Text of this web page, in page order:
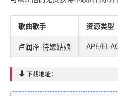
歌曲歌手 资源类型
卢润泽-待嫁姑娘 APE/
 下载地址：